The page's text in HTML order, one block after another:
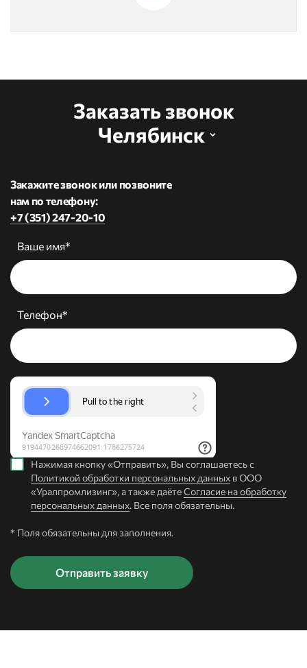
Заказать звонок
Челябинск
Закажите звонок или позвоните
нам по телефону:
+7 (351) 247-20-10
Ваше имя*
Телефон*
Нажимая кнопку «Отправить», Вы соглашаетесь с
Политикой обработки персональных данных в ООО
«Уралпромлизинг», а также даётеСогласие на обработку
персональных данных. Все поля обязательны.
* Поля обязательны для заполнения.